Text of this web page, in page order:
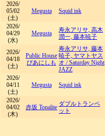
2026/
05/02
(土)
Megusta Squid ink
2026/
04/29
(水)
Megusta
寿永アリサ, 高木
潤一, 藤本暁子
2026/
04/18
(土)
Public House
ぴあにしも
寿永アリサ, 藤本
暁子, ヤマトヤス
オ /Saturday Night
JAZZ
2026/
04/11
(土)
Megusta Squid ink
2026/
04/02
(木)
赤坂 Tonalite ダブルトランペ
ット